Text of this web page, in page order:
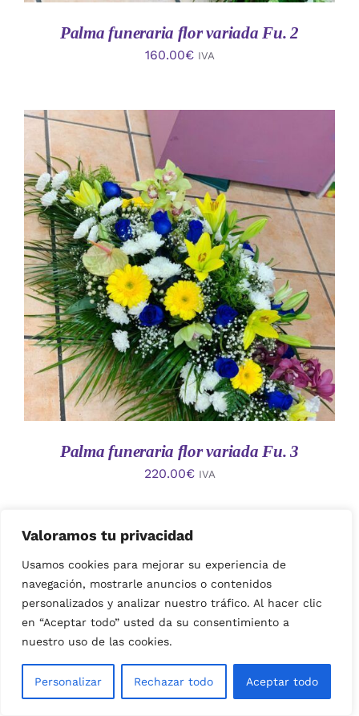
Valoramos tu privacidad
Usamos cookies para mejorar su experiencia de
navegación, mostrarle anuncios o contenidos
personalizados y analizar nuestro tráfico. Al hacer clic
en “Aceptar todo” usted da su consentimiento a
nuestro uso de las cookies.
Personalizar Rechazar todo Aceptar todo
Palma funeraria flor variada Fu. 2
160.00€ IVA
AÑADIR AL CARRITO
/
DETALLES
Palma funeraria flor variada Fu. 3
220.00€ IVA
AÑADIR AL CARRITO